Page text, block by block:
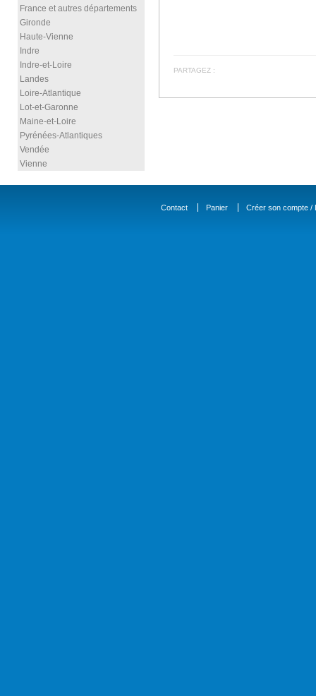
France et autres départements
Gironde
Haute-Vienne
Indre
Indre-et-Loire
Landes
Loire-Atlantique
Lot-et-Garonne
Maine-et-Loire
Pyrénées-Atlantiques
Vendée
Vienne
PARTAGEZ :
Contact Panier Créer son compte /